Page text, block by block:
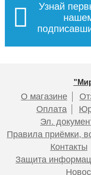
Узнай
О магазине
Оплата
Эл.
Правила приёмки,
Контакты
Защита